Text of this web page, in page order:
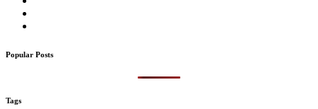
Popular Posts
Tags